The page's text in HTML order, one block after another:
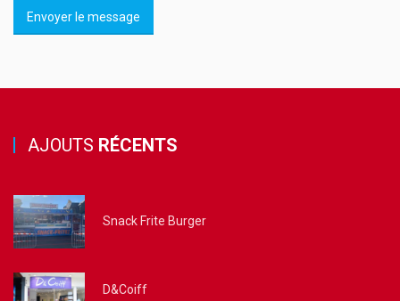
Envoyer le message
AJOUTS RÉCENTS
Snack Frite Burger
D&Coiff